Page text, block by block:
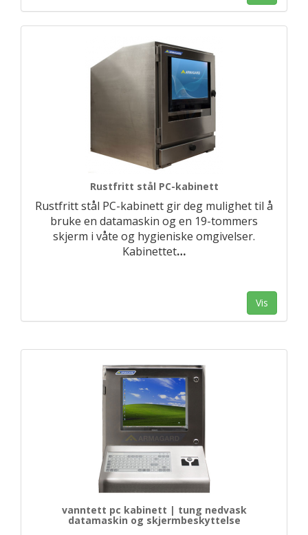
Rustfritt stål PC-kabinett
Rustfritt stål PC-kabinett gir deg mulighet til å
bruke en datamaskin og en 19-tommers
skjerm i våte og hygieniske omgivelser.
Kabinettet…
Vis
vanntett pc kabinett | tung nedvask
datamaskin og skjermbeskyttelse